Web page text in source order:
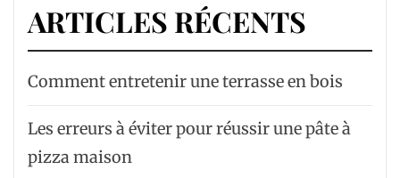
ARTICLES RÉCENTS
Comment entretenir une terrasse en bois
Les erreurs à éviter pour réussir une pâte à
pizza maison